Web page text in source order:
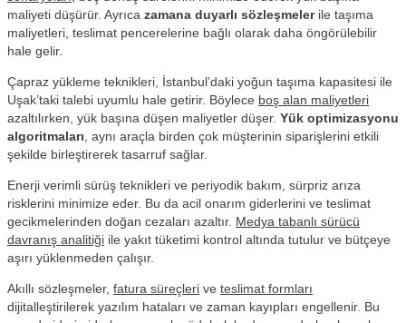
maliyeti düşürür. Ayrıca zamana duyarlı sözleşmelerile taşıma
maliyetleri, teslimat pencerelerine bağlı olarak daha öngörülebilir
hale gelir.
Çapraz yükleme teknikleri, İstanbul’daki yoğun taşıma kapasitesi ile
Uşak’taki talebi uyumlu hale getirir. Böylece boş alan maliyetleri
azaltılırken, yük başına düşen maliyetler düşer. Yük optimizasyonu
algoritmaları , aynı araçla birden çok müşterinin siparişlerini etkili
şekilde birleştirerek tasarruf sağlar.
Enerji verimli sürüş teknikleri ve periyodik bakım, sürpriz arıza
risklerini minimize eder. Bu da acil onarım giderlerini ve teslimat
gecikmelerinden doğan cezaları azaltır. Medya tabanlı sürücü
davranış analitiği ile yakıt tüketimi kontrol altında tutulur ve bütçeye
aşırı yüklenmeden çalışır.
Akıllı sözleşmeler, fatura süreçleri ve teslimat formları
dijitalleştirilerek yazılım hataları ve zaman kayıpları engellenir. Bu